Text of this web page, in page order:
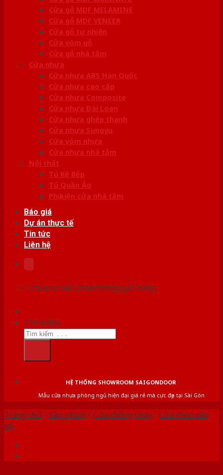
Cửa gỗ MDF MELAMINE
Cửa gỗ MDF VENEER
Cửa gỗ tự nhiên
Cửa vòm gỗ
Cửa gỗ nhà tắm
Cửa nhựa
Cửa nhựa ABS Hàn Quốc
Cửa nhựa cao cấp
Cửa nhựa Composite
Cửa nhựa Đài Loan
Cửa nhựa ghép thanh
Cửa nhựa Sungyu
Cửa vòm nhựa
Cửa nhựa nhà tắm
Nội thất
Tủ Kệ Bếp
Tủ Quần Áo
Phụ kiện cửa nhà tắm
Báo giá
Dự án thực tế
Tin tức
Liên hệ
Chưa có sản phẩm trong giỏ hàng.
Tìm kiếm:
HỆ THỐNG SHOWROOM SAIGONDOOR
Mẫu cửa nhựa phòng ngủ hiện đại giá rẻ mà cực đẹp tại Sài Gòn
Trang chủ /Sản phẩm /Cửa chống cháy/Cửa thép vân
gỗ